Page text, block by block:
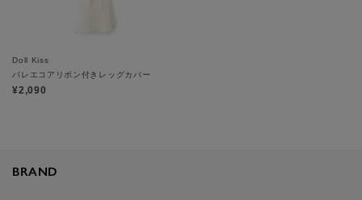
Doll Kiss
バレエコアリボン付きレッグカバー
¥2,090
BRAND